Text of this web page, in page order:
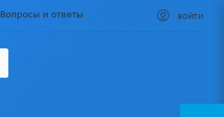
Вопросы и ответы ВОЙТИ